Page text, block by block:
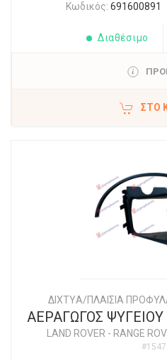
Κωδικός: 691600891
Διαθέσιμο
ΣΤΟ
ΔΙΧΤYΑ/ΠΛΑΙΣΙΑ
ΑΕΡΑΓΩΓΟΣ ΨΥΓΕΙΟΥ
LAND ROVER - RANGE